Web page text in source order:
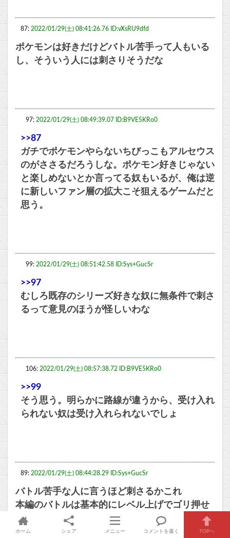
87: 2022/01/29(土) 08:41:26.76 ID:vXsRU9dfd
ポケモンは好きだけどバトル苦手って人もいる
し、そういう人には刺さりそうだな
97: 2022/01/29(土) 08:49:39.07 ID:B9VE5KRo0
>>87
ガチでポケモンやらないちびっこもアルセウス
のがささるだろうしな。ポケモン好きじゃない
と楽しめないとか言ってる奴もいるが、俺は逆
に新しいファン層の拡大こそ狙えるゲームだと
思う。
99: 2022/01/29(土) 08:51:42.58 ID:Sys+GucSr
>>97
むしろ既存のシリーズ好きな奴に無条件で刺さ
るって意見のほうが怪しいわな
106: 2022/01/29(土) 08:57:38.72 ID:B9VE5KRo0
>>99
そう思う。明らかに路線が違うから、受け入れ
られない奴は受け入れられないでしょ
89: 2022/01/29(土) 08:44:28.29 ID:Sys+GucSr
バトル苦手な人に言うほど刺さるかこれ
本編のバトルは基本的にレベル上げでゴリ押せ
る程度には難易度低いし
ホーム シェア メニュー コメントを書く TOPへ